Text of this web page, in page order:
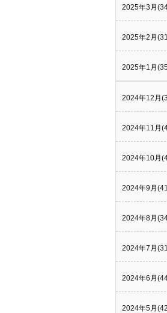
2025年3月
2025年2月
2025年1月
2024年12月
2024年11月
2024年10月
2024年9月
2024年8月
2024年7月
2024年6月
2024年5月